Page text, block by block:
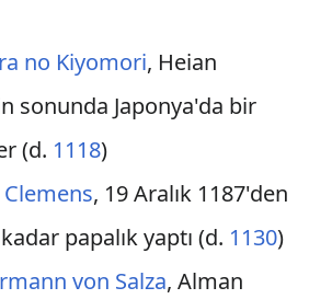
no Kiyomori, Heian
sonunda Japonya'da bir
(d. 1118)
, 19 Aralık 1187'den
papalık yaptı (d. 1130)
von Salza, Alman